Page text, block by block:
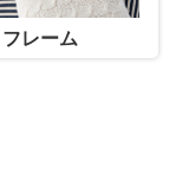
レーム